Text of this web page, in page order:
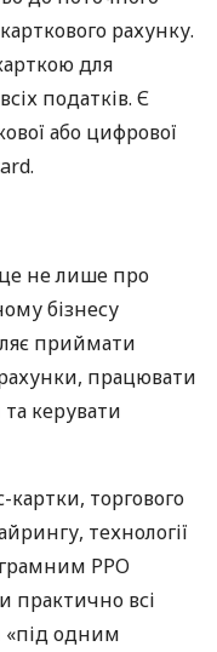
рахунку.
для
податків. Є
або цифрової
не лише про
бізнесу
приймати
працювати
керувати
торгового
технології
РРО
практично всі
«під одним